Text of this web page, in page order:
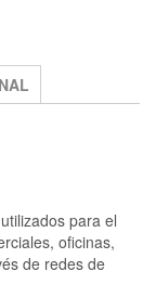
para el
oficinas,
de redes de